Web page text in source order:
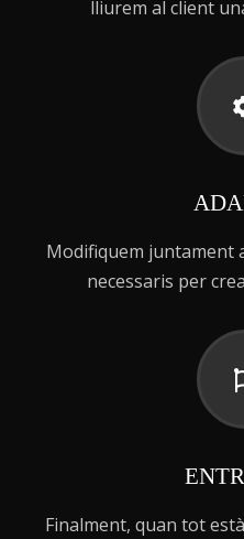
lliurem al client
Modifiquem juntament
necessaris per
Finalment, quan tot